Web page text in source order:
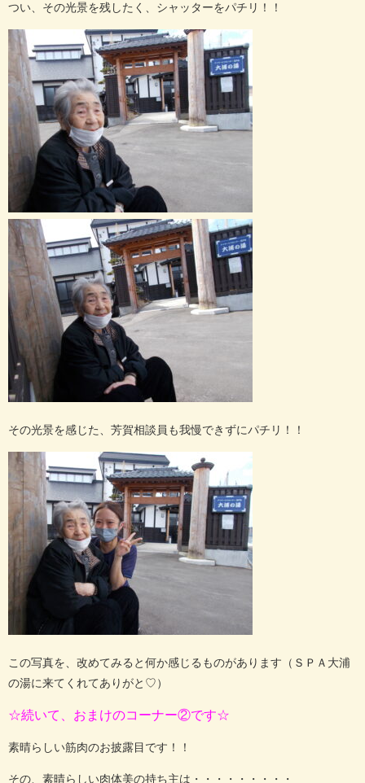
つい、その光景を残したく、シャッターをパチリ！！
その光景を感じた、芳賀相談員も我慢できずにパチリ！！
この写真を、改めてみると何か感じるものがあります（ＳＰＡ大浦
の湯に来てくれてありがと♡）
☆続いて、おまけのコーナー②です☆
素晴らしい筋肉のお披露目です！！
その、素晴らしい肉体美の持ち主は・・・・・・・・・